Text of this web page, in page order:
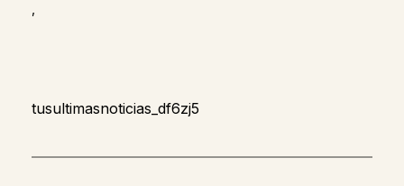
,
tusultimasnoticias_df6zj5